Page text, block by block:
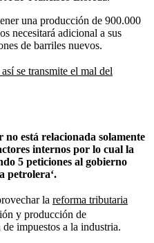
una producción de 900.000
necesitará adicional a sus
de barriles nuevos.
se transmite el mal del
está relacionada solamente
internos por lo cual la
5 peticiones al gobierno
petrolera‘.
la reforma tributaria
y producción de
impuestos a la industria.